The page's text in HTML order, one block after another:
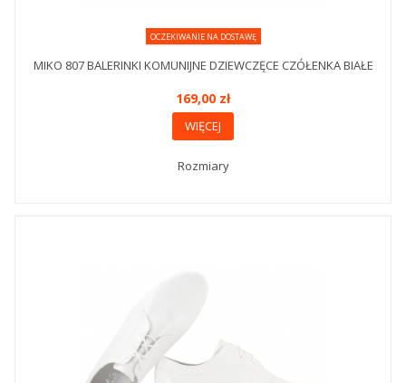
OCZEKIWANIE NA DOSTAWĘ
MIKO 807 BALERINKI KOMUNIJNE DZIEWCZĘCE CZÓŁENKA BIAŁE
169,00 zł
WIĘCEJ
Rozmiary